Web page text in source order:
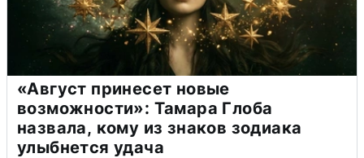
«Август принесет новые
возможности»: Тамара Глоба
назвала, кому из знаков зодиака
улыбнется удача